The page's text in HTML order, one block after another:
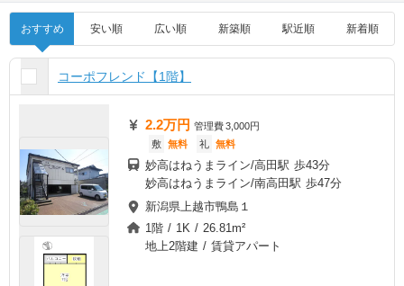
おすすめ 安い順 広い順 新築順 駅近順 新着順
コーポフレンド【1階】
2.2万円 管理費3,000円
敷 無料 礼 無料
妙高はねうまライン/高田駅 歩43分
妙高はねうまライン/南高田駅 歩47分
新潟県上越市鴨島１
1階 / 1K / 26.81m²
地上2階建 / 賃貸アパート